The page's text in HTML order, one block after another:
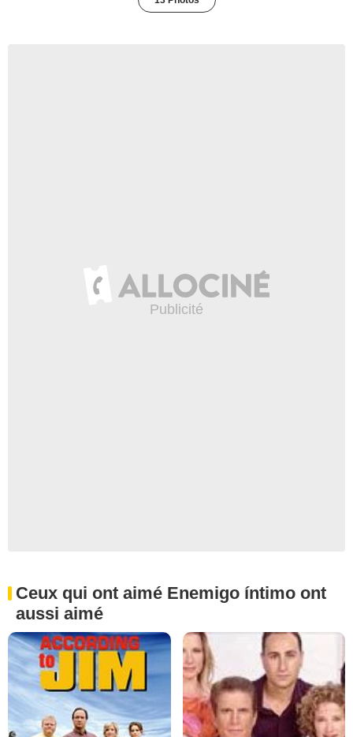
Ceux qui ont aimé Enemigo íntimo ont
aussi aimé